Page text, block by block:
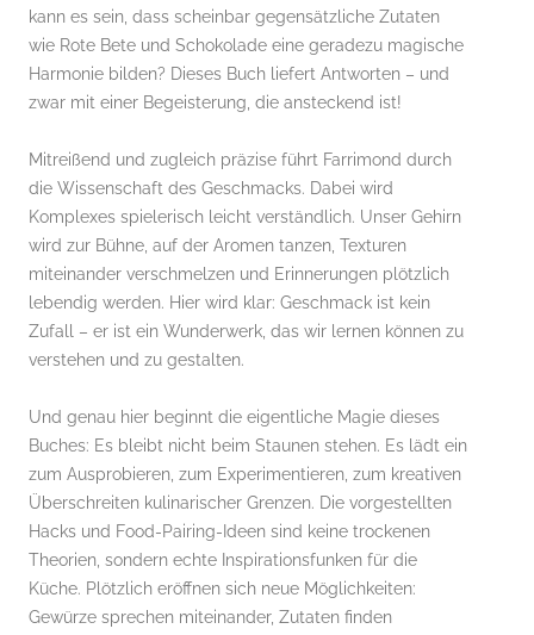
kann es sein, dass scheinbar gegensätzliche Zutaten
wie Rote Bete und Schokolade eine geradezu magische
Harmonie bilden? Dieses Buch liefert Antworten – und
zwar mit einer Begeisterung, die ansteckend ist!
Mitreißend und zugleich präzise führt Farrimond durch
die Wissenschaft des Geschmacks. Dabei wird
Komplexes spielerisch leicht verständlich. Unser Gehirn
wird zur Bühne, auf der Aromen tanzen, Texturen
miteinander verschmelzen und Erinnerungen plötzlich
lebendig werden. Hier wird klar: Geschmack ist kein
Zufall – er ist ein Wunderwerk, das wir lernen können zu
verstehen und zu gestalten.
Und genau hier beginnt die eigentliche Magie dieses
Buches: Es bleibt nicht beim Staunen stehen. Es lädt ein
zum Ausprobieren, zum Experimentieren, zum kreativen
Überschreiten kulinarischer Grenzen. Die vorgestellten
Hacks und Food-Pairing-Ideen sind keine trockenen
Theorien, sondern echte Inspirationsfunken für die
Küche. Plötzlich eröffnen sich neue Möglichkeiten:
Gewürze sprechen miteinander, Zutaten finden